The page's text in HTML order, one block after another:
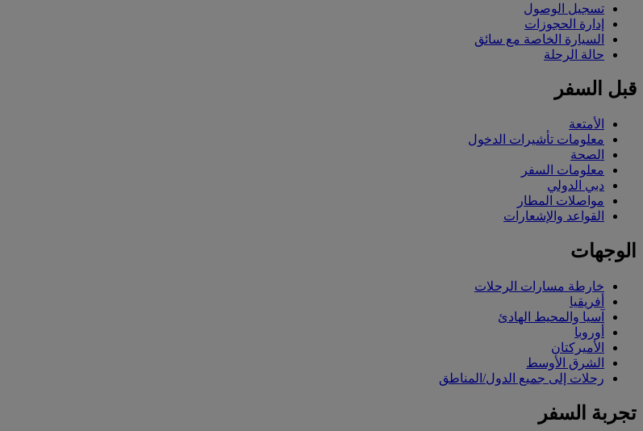
تسجيل الوصول
إدارة الحجوزات
السيارة الخاصة مع سائق
حالة الرحلة
قبل السفر
الأمتعة
معلومات تأشيرات الدخول
الصحة
معلومات السفر
دبي الدولي
مواصلات المطار
القواعد والإشعارات
الوجهات
خارطة مسارات الرحلات
أفريقيا
آسيا والمحيط الهادئ
أوروبا
الأميركتان
الشرق الأوسط
رحلات إلى جميع الدول/المناطق
تجربة السفر